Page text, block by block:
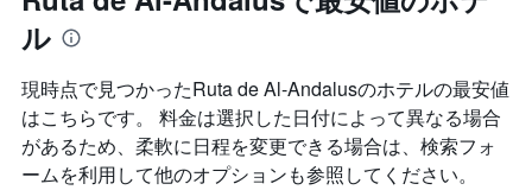
ル
現時点で見つかったRuta de Al-Andalusのホテルの最安値
はこちらです。 料金は選択した日付によって異なる場合
があるため、柔軟に日程を変更できる場合は、検索フォ
ームを利用して他のオプションも参照してください。